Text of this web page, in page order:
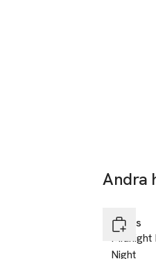
Andra
Kiehls
Midnight
Night